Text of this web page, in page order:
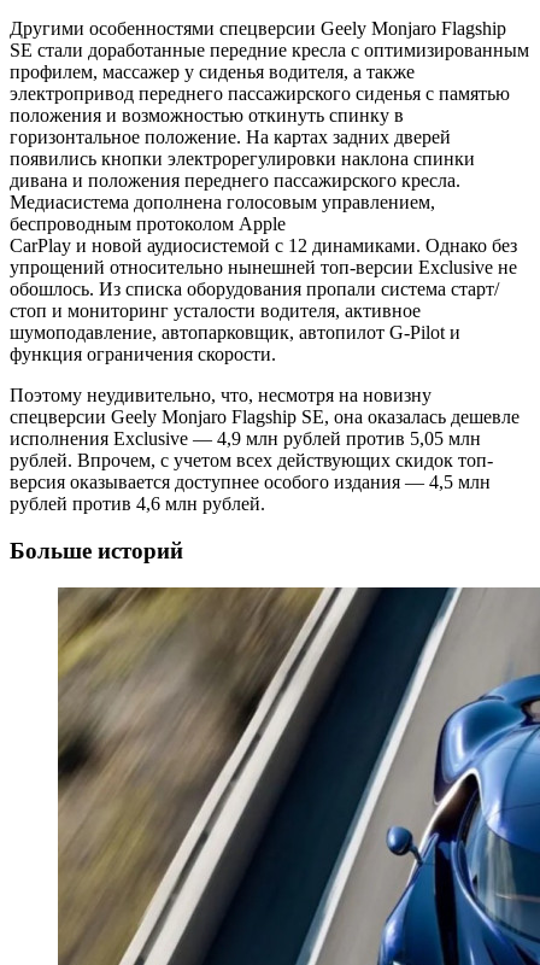
Другими особенностями спецверсии Geely Monjaro Flagship
SE стали доработанные передние кресла с оптимизированным
профилем, массажер у сиденья водителя, а также
электропривод переднего пассажирского сиденья с памятью
положения и возможностью откинуть спинку в
горизонтальное положение. На картах задних дверей
появились кнопки электрорегулировки наклона спинки
дивана и положения переднего пассажирского кресла.
Медиасистема дополнена голосовым управлением,
беспроводным протоколом Apple
CarPlay и новой аудиосистемой с 12 динамиками. Однако без
упрощений относительно нынешней топ-версии Exclusive не
обошлось. Из списка оборудования пропали система старт/
стоп и мониторинг усталости водителя, активное
шумоподавление, автопарковщик, автопилот G-Pilot и
функция ограничения скорости.
Поэтому неудивительно, что, несмотря на новизну
спецверсии Geely Monjaro Flagship SE, она оказалась дешевле
исполнения Exclusive — 4,9 млн рублей против 5,05 млн
рублей. Впрочем, с учетом всех действующих скидок топ-
версия оказывается доступнее особого издания — 4,5 млн
рублей против 4,6 млн рублей.
Больше историй